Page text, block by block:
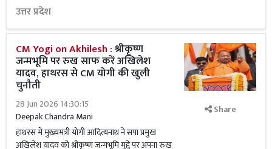
उत्तर प्रदेश
CM Yogi on Akhilesh :श्रीकृष्ण
जन्मभूमि पर रुख साफ करें अखिलेश
यादव, हाथरस से CM योगी की खुली
चुनौती
28 Jun 2026 14:30:15
Deepak Chandra Mani
हाथरस में मुख्यमंत्री योगी आदित्यनाथ ने सपा प्रमुख
अखिलेश यादव को श्रीकृष्ण जन्मभूमि मुद्दे पर अपना रुख
Share